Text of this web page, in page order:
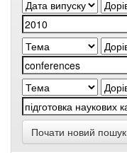
Почати новий пошук